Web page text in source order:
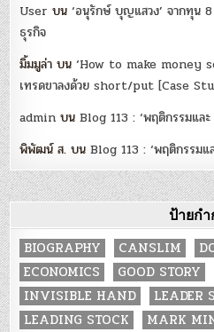
User บน‘อนุรักษ์ บุญแสวง’ จากทุน
ธุรกิจ
มิ้มมูล่า บน‘How to make money
เทรดขาลงด้วย short/put [Case
admin บนBlog 113 : ‘พฤติกรรมแ
พิพัฒน์ ส. บนBlog 113 : ‘พฤติกรรม
ป้ายกำ
BIOGRAPHY CANSLIM
ECONOMICS
GOOD STORY
INVISIBLE HAND
LEADER
LEADING STOCK
MARK